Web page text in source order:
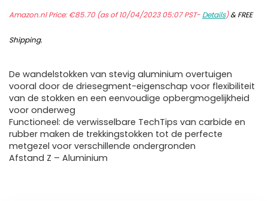
Amazon.nl Price:€85.70(as of 10/04/2023 05:07 PST- Details)&FREE
Shipping.
De wandelstokken van stevig aluminium overtuigen
vooral door de driesegment-eigenschap voor flexibiliteit
van de stokken en een eenvoudige opbergmogelijkheid
voor onderweg
Functioneel: de verwisselbare TechTips van carbide en
rubber maken de trekkingstokken tot de perfecte
metgezel voor verschillende ondergronden
Afstand Z – Aluminium